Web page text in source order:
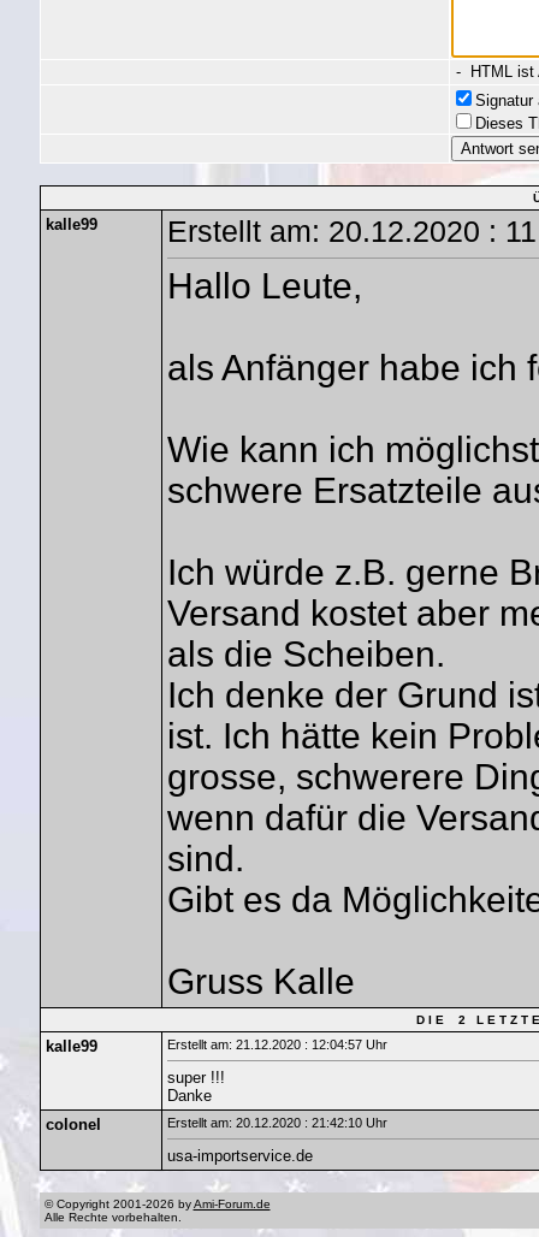
- HTML ist
Signatur
Dieses
kalle99 Erstellt am: 20.12.2020 :
Hallo Leute,
als Anfänger habe ich
Wie kann ich
schwere Ersatzteile
Ich würde z.B. gerne
Versand kostet aber
als die Scheiben.
Ich denke der Grund
ist. Ich hätte kein
grosse, schwerere
wenn dafür die
sind.
Gibt es da
Gruss Kalle
D I E 2 L E T Z T
kalle99 Erstellt am: 21.12.2020 : 12:04:57 Uhr
super !!!
Danke
colonel
Erstellt am: 20.12.2020 : 21:42:10 Uhr
usa-importservice.de
© Copyright 2001-2026 byAmi-Forum.de
Alle Rechte vorbehalten.